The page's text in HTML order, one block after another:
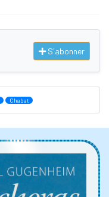
S'abonner
Chabat